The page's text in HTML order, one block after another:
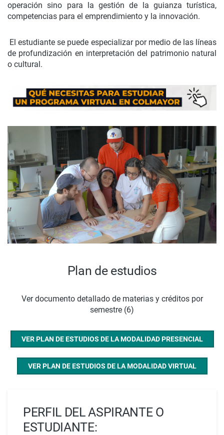
operación sino para la gestión de la guianza turística,
competencias para el emprendimiento y la innovación.
El estudiante se puede especializar por medio de las líneas
de profundización en interpretación del patrimonio natural
o cultural.
Plan de estudios
Ver documento detallado de materias y créditos por
semestre (6)
VER PLAN DE ESTUDIOS DE LA MODALIDAD PRESENCIAL
VER PLAN DE ESTUDIOS DE LA MODALIDAD VIRTUAL
PERFIL DEL ASPIRANTE O
ESTUDIANTE: